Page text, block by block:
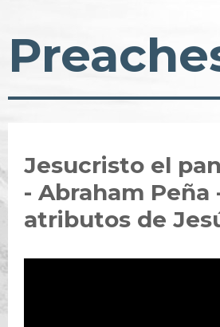
Jesucristo el
- Abraham Peña
atributos de